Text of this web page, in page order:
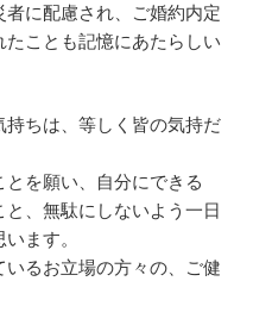
に配慮され、ご婚約内定
ことも記憶にあたらしい
ちは、等しく皆の気持だ
を願い、自分にできる
、無駄にしないよう一日
ます。
るお立場の方々の、ご健